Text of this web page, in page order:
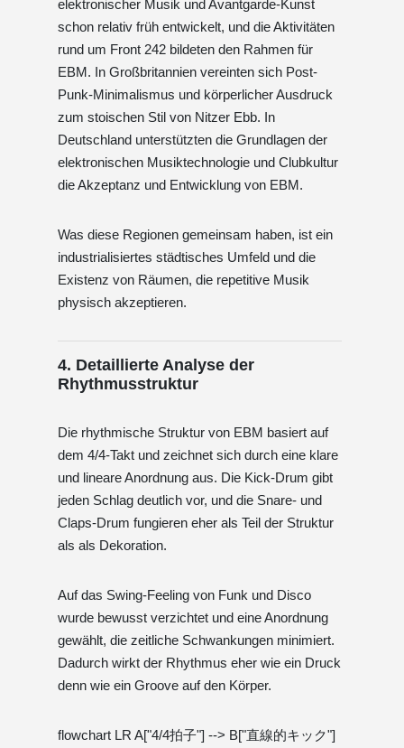
elektronischer Musik und Avantgarde-Kunst
schon relativ früh entwickelt, und die Aktivitäten
rund um Front 242 bildeten den Rahmen für
EBM. In Großbritannien vereinten sich Post-
Punk-Minimalismus und körperlicher Ausdruck
zum stoischen Stil von Nitzer Ebb. In
Deutschland unterstützten die Grundlagen der
elektronischen Musiktechnologie und Clubkultur
die Akzeptanz und Entwicklung von EBM.
Was diese Regionen gemeinsam haben, ist ein
industrialisiertes städtisches Umfeld und die
Existenz von Räumen, die repetitive Musik
physisch akzeptieren.
4. Detaillierte Analyse der
Rhythmusstruktur
Die rhythmische Struktur von EBM basiert auf
dem 4/4-Takt und zeichnet sich durch eine klare
und lineare Anordnung aus. Die Kick-Drum gibt
jeden Schlag deutlich vor, und die Snare- und
Claps-Drum fungieren eher als Teil der Struktur
als als Dekoration.
Auf das Swing-Feeling von Funk und Disco
wurde bewusst verzichtet und eine Anordnung
gewählt, die zeitliche Schwankungen minimiert.
Dadurch wirkt der Rhythmus eher wie ein Druck
denn wie ein Groove auf den Körper.
flowchart LR A["4/4拍子"] --> B["直線的キック"]